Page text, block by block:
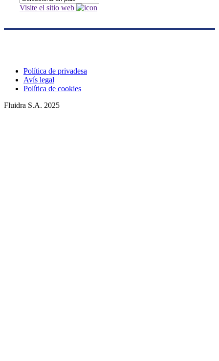
Visite el sitio web
Política de privadesa
Avís legal
Política de cookies
Fluidra S.A. 2025